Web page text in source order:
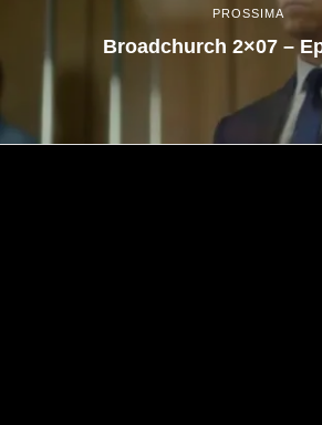
PROSSIMA
Broadchurch 2×07 –